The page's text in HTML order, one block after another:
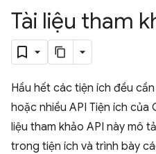
Tài liệu tham
Hầu hết các tiện ích đều
hoặc nhiều API Tiện ích của
liệu tham khảo API này mô
trong tiện ích và trình bày